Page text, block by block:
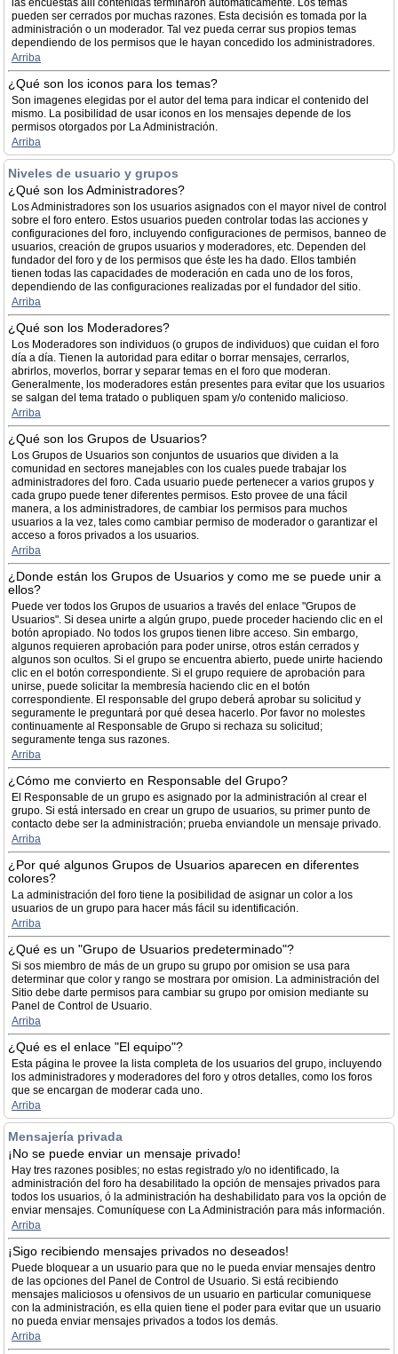
las encuestas allí contenidas terminaron automáticamente. Los temas
pueden ser cerrados por muchas razones. Esta decisión es tomada por la
administración o un moderador. Tal vez pueda cerrar sus propios temas
dependiendo de los permisos que le hayan concedido los administradores.
Arriba
¿Qué son los iconos para los temas?
Son imagenes elegidas por el autor del tema para indicar el contenido del
mismo. La posibilidad de usar iconos en los mensajes depende de los
permisos otorgados por La Administración.
Arriba
Niveles de usuario y grupos
¿Qué son los Administradores?
Los Administradores son los usuarios asignados con el mayor nivel de control
sobre el foro entero. Estos usuarios pueden controlar todas las acciones y
configuraciones del foro, incluyendo configuraciones de permisos, banneo de
usuarios, creación de grupos usuarios y moderadores, etc. Dependen del
fundador del foro y de los permisos que éste les ha dado. Ellos también
tienen todas las capacidades de moderación en cada uno de los foros,
dependiendo de las configuraciones realizadas por el fundador del sitio.
Arriba
¿Qué son los Moderadores?
Los Moderadores son individuos (o grupos de individuos) que cuidan el foro
día a día. Tienen la autoridad para editar o borrar mensajes, cerrarlos,
abrirlos, moverlos, borrar y separar temas en el foro que moderan.
Generalmente, los moderadores están presentes para evitar que los usuarios
se salgan del tema tratado o publiquen spam y/o contenido malicioso.
Arriba
¿Qué son los Grupos de Usuarios?
Los Grupos de Usuarios son conjuntos de usuarios que dividen a la
comunidad en sectores manejables con los cuales puede trabajar los
administradores del foro. Cada usuario puede pertenecer a varios grupos y
cada grupo puede tener diferentes permisos. Esto provee de una fácil
manera, a los administradores, de cambiar los permisos para muchos
usuarios a la vez, tales como cambiar permiso de moderador o garantizar el
acceso a foros privados a los usuarios.
Arriba
¿Donde están los Grupos de Usuarios y como me se puede unir a
ellos?
Puede ver todos los Grupos de usuarios a través del enlace "Grupos de
Usuarios". Si desea unirte a algún grupo, puede proceder haciendo clic en el
botón apropiado. No todos los grupos tienen libre acceso. Sin embargo,
algunos requieren aprobación para poder unirse, otros están cerrados y
algunos son ocultos. Si el grupo se encuentra abierto, puede unirte haciendo
clic en el botón correspondiente. Si el grupo requiere de aprobación para
unirse, puede solicitar la membresía haciendo clic en el botón
correspondiente. El responsable del grupo deberá aprobar su solicitud y
seguramente le preguntará por qué desea hacerlo. Por favor no molestes
continuamente al Responsable de Grupo si rechaza su solicitud;
seguramente tenga sus razones.
Arriba
¿Cómo me convierto en Responsable del Grupo?
El Responsable de un grupo es asignado por la administración al crear el
grupo. Si está intersado en crear un grupo de usuarios, su primer punto de
contacto debe ser la administración; prueba enviandole un mensaje privado.
Arriba
¿Por qué algunos Grupos de Usuarios aparecen en diferentes
colores?
La administración del foro tiene la posibilidad de asignar un color a los
usuarios de un grupo para hacer más fácil su identificación.
Arriba
¿Qué es un "Grupo de Usuarios predeterminado"?
Si sos miembro de más de un grupo su grupo por omision se usa para
determinar que color y rango se mostrara por omision. La administración del
Sitio debe darte permisos para cambiar su grupo por omision mediante su
Panel de Control de Usuario.
Arriba
¿Qué es el enlace "El equipo"?
Esta página le provee la lista completa de los usuarios del grupo, incluyendo
los administradores y moderadores del foro y otros detalles, como los foros
que se encargan de moderar cada uno.
Arriba
Mensajería privada
¡No se puede enviar un mensaje privado!
Hay tres razones posibles; no estas registrado y/o no identificado, la
administración del foro ha desabilitado la opción de mensajes privados para
todos los usuarios, ó la administración ha deshabilidato para vos la opción de
enviar mensajes. Comuníquese con La Administración para más información.
Arriba
¡Sigo recibiendo mensajes privados no deseados!
Puede bloquear a un usuario para que no le pueda enviar mensajes dentro
de las opciones del Panel de Control de Usuario. Si está recibiendo
mensajes maliciosos u ofensivos de un usuario en particular comuniquese
con la administración, es ella quien tiene el poder para evitar que un usuario
no pueda enviar mensajes privados a todos los demás.
Arriba